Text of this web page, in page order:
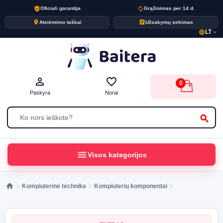
verified_userOficiali garantija autorenewGrąžinimas per 14 d.
placeAtsiėmimo taškai assignmentUžsakymų sekimas
language LTexpand_more
search
person_outline
Paskyra
favorite_border
Norai
0
menuVisos kategorijos
Kompiuterinė technika Kompiuterių komponentai